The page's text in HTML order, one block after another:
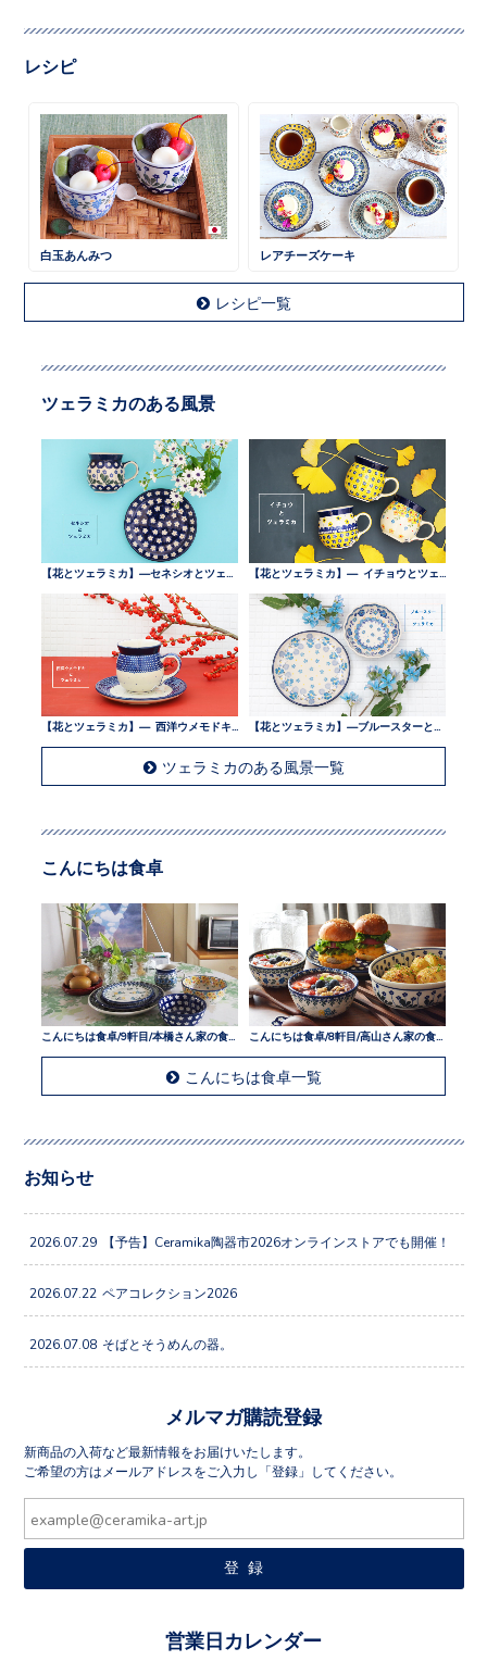
レシピ
白玉あんみつ レアチーズケーキ
レシピ一覧
ツェラミカのある風景
ツェラミカのある風景一覧
こんにちは食卓
こんにちは食卓/9軒目/本橋さん家の食卓
こんにちは食卓一覧
お知らせ
2026.07.29 【予告】Ceramika陶器市2026オンラインストアでも開催！
2026.07.22 ペアコレクション2026
2026.07.08 そばとそうめんの器。
メルマガ購読登録
新商品の入荷など最新情報をお届けいたします。
ご希望の方はメールアドレスをご入力し「登録」してください。
営業日カレンダー